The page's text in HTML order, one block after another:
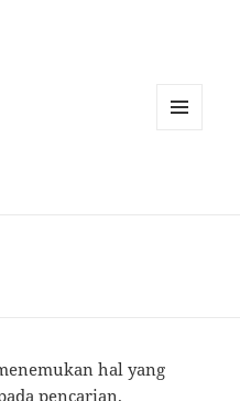
hal yang
pencarian.